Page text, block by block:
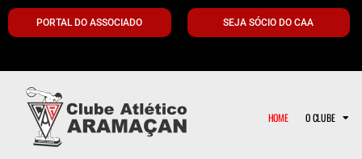
PORTAL DO ASSOCIADO SEJA SÓCIO DO CAA
HOME O CLUBE